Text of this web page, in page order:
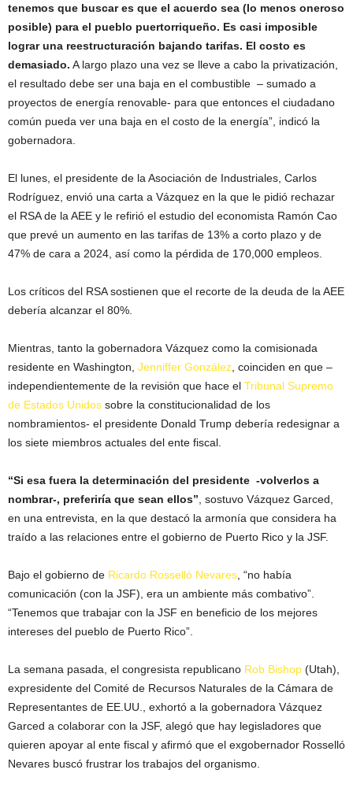
tenemos que buscar es que el acuerdo sea (lo menos oneroso
posible) para el pueblo puertorriqueño. Es casi imposible
lograr una reestructuración bajando tarifas. El costo es
demasiado. A largo plazo una vez se lleve a cabo la privatización,
el resultado debe ser una baja en el combustible – sumado a
proyectos de energía renovable- para que entonces el ciudadano
común pueda ver una baja en el costo de la energía”, indicó la
gobernadora.
El lunes, el presidente de la Asociación de Industriales, Carlos
Rodríguez, envió una carta a Vázquez en la que le pidió rechazar
el RSA de la AEE y le refirió el estudio del economista Ramón Cao
que prevé un aumento en las tarifas de 13% a corto plazo y de
47% de cara a 2024, así como la pérdida de 170,000 empleos.
Los críticos del RSA sostienen que el recorte de la deuda de la AEE
debería alcanzar el 80%.
Mientras, tanto la gobernadora Vázquez como la comisionada
residente en Washington, Jenniffer González , coinciden en que –
independientemente de la revisión que hace el Tribunal Supremo
de Estados Unidos sobre la constitucionalidad de los
nombramientos- el presidente Donald Trump debería redesignar a
los siete miembros actuales del ente fiscal.
“Si esa fuera la determinación del presidente -volverlos a
nombrar-, preferiría que sean ellos” , sostuvo Vázquez Garced,
en una entrevista, en la que destacó la armonía que considera ha
traído a las relaciones entre el gobierno de Puerto Rico y la JSF.
Bajo el gobierno de Ricardo Rosselló Nevares , “no había
comunicación (con la JSF), era un ambiente más combativo”.
“Tenemos que trabajar con la JSF en beneficio de los mejores
intereses del pueblo de Puerto Rico”.
La semana pasada, el congresista republicano Rob Bishop (Utah),
expresidente del Comité de Recursos Naturales de la Cámara de
Representantes de EE.UU., exhortó a la gobernadora Vázquez
Garced a colaborar con la JSF, alegó que hay legisladores que
quieren apoyar al ente fiscal y afirmó que el exgobernador Rosselló
Nevares buscó frustrar los trabajos del organismo.